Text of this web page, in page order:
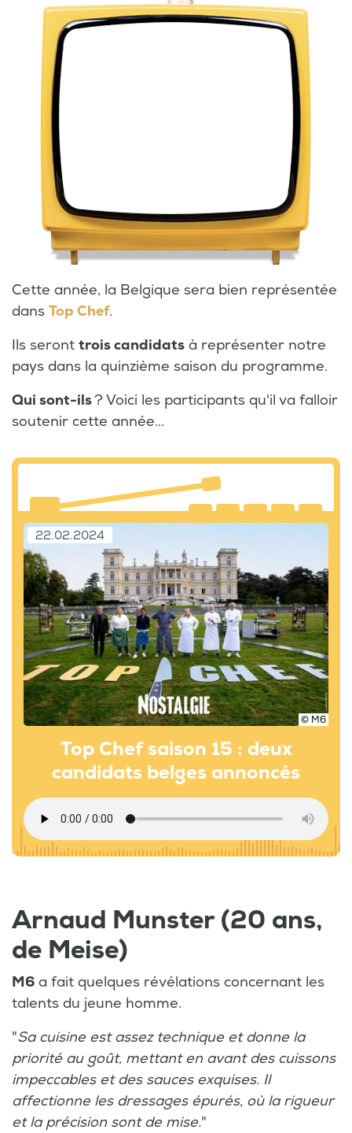
Cette année, la Belgique sera bien représentée
dans Top Chef.
Ils seront trois candidats à représenter notre
pays dans la quinzième saison du programme.
Qui sont-ils? Voici les participants qu'il va falloir
soutenir cette année...
© M6
22.02.2024
Top Chef saison 15 : deux
candidats belges annoncés
Arnaud Munster (20 ans,
de Meise)
M6 a fait quelques révélations concernant les
talents du jeune homme.
"Sa cuisine est assez technique et donne la
priorité au goût, mettant en avant des cuissons
impeccables et des sauces exquises. Il
affectionne les dressages épurés, où la rigueur
et la précision sont de mise."